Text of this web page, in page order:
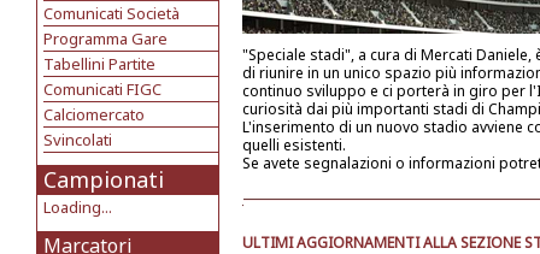
Comunicati Società
Programma Gare
Tabellini Partite
Comunicati FIGC
Calciomercato
Svincolati
Campionati
Loading...
Marcatori
"Speciale stadi", a cura di Mercati
di riunire in un unico spazio più
continuo sviluppo e ci porterà in giro per
curiosità dai più importanti stadi di
L'inserimento di un nuovo stadio avviene
quelli esistenti.
Se avete segnalazioni o informazioni
ULTIMI AGGIORNAMENTI ALLA SEZIONE